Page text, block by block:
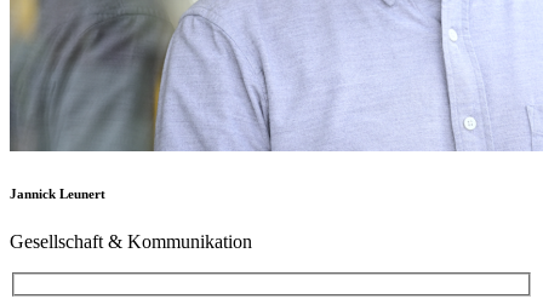
Jannick Leunert
Gesellschaft & Kommunikation